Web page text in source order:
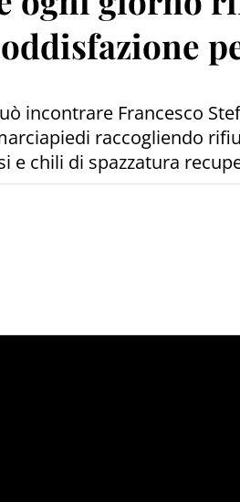
incontrare Francesco
raccogliendo
chili di spazzatura